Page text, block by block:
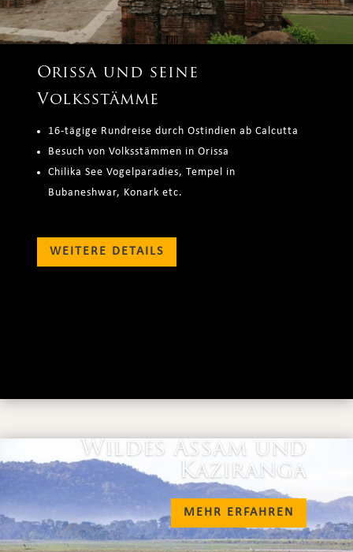
Orissa und seine
Volksstämme
16-tägige Rundreise durch Ostindien ab Calcutta
Besuch von Volksstämmen in Orissa
Chilika See Vogelparadies, Tempel in
Bubaneshwar, Konark etc.
WEITERE DETAILS
Wildes Assam und
Kaziranga
MEHR ERFAHREN